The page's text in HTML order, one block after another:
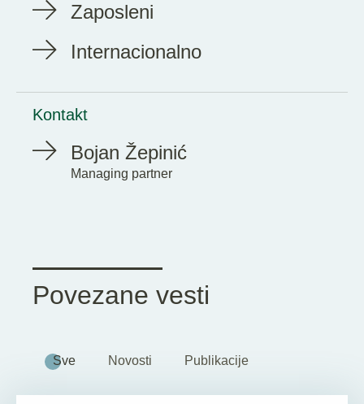
Zaposleni
Internacionalno
Kontakt
Bojan Žepinić
Managing partner
Povezane vesti
Sve Novosti Publikacije